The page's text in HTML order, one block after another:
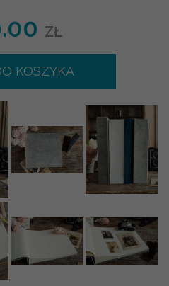
ZŁ
KOSZYKA